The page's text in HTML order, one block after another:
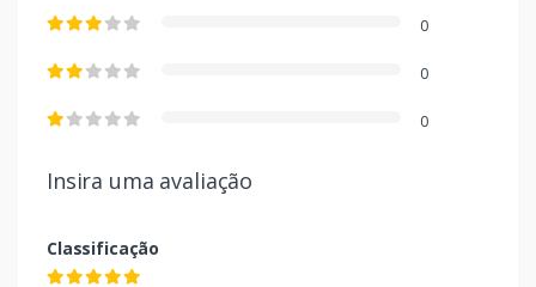
0
0
0
Insira uma avaliação
Classificação